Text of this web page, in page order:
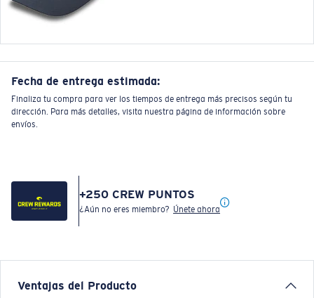
Fecha de entrega estimada:
Finaliza tu compra para ver los tiempos de entrega más precisos según tu
dirección. Para más detalles, visita nuestra página de información sobre
envíos.
+250 CREW PUNTOS
¿Aún no eres miembro? Únete ahora
Ventajas del Producto